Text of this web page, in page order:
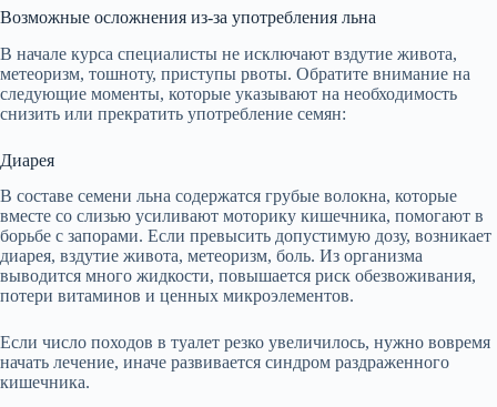
Возможные осложнения из-за употребления льна
В начале курса специалисты не исключают вздутие живота,
метеоризм, тошноту, приступы рвоты. Обратите внимание на
следующие моменты, которые указывают на необходимость
снизить или прекратить употребление семян:
Диарея
В составе семени льна содержатся грубые волокна, которые
вместе со слизью усиливают моторику кишечника, помогают в
борьбе с запорами. Если превысить допустимую дозу, возникает
диарея, вздутие живота, метеоризм, боль. Из организма
выводится много жидкости, повышается риск обезвоживания,
потери витаминов и ценных микроэлементов.
Если число походов в туалет резко увеличилось, нужно вовремя
начать лечение, иначе развивается синдром раздраженного
кишечника.